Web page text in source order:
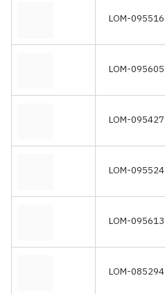
LOM-095516
LOM-095605
LOM-095427
LOM-095524
LOM-095613
LOM-085294